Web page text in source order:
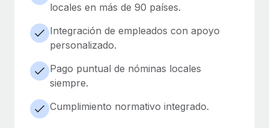
locales en más de 90 países.
Integración de empleados con apoyo
personalizado.
Pago puntual de nóminas locales
siempre.
Cumplimiento normativo integrado.